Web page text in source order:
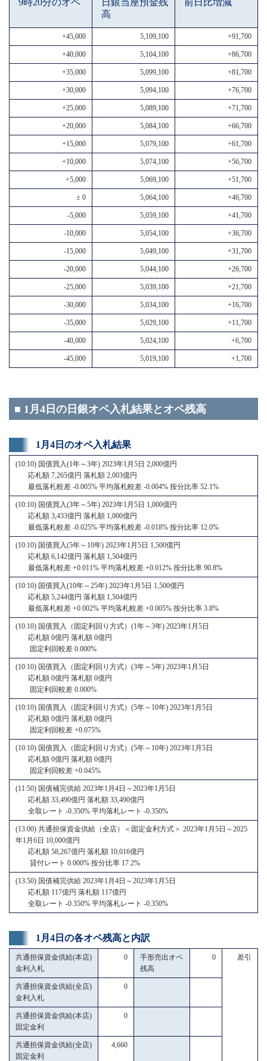
9時20分のオペ
日銀当座預金残
高
前日比増減
+45,000 5,109,100 +91,700
+40,000 5,104,100 +86,700
+35,000 5,099,100 +81,700
+30,000 5,094,100 +76,700
+25,000 5,089,100 +71,700
+20,000 5,084,100 +66,700
+15,000 5,079,100 +61,700
+10,000 5,074,100 +56,700
+5,000 5,069,100 +51,700
± 0 5,064,100 +46,700
-5,000 5,059,100 +41,700
-10,000 5,054,100 +36,700
-15,000 5,049,100 +31,700
-20,000 5,044,100 +26,700
-25,000 5,039,100 +21,700
-30,000 5,034,100 +16,700
-35,000 5,029,100 +11,700
-40,000 5,024,100 +6,700
-45,000 5,019,100 +1,700
■ 1月4日の日銀オペ入札結果とオペ残高
1月4日のオペ入札結果
(10:10) 国債買入(1年～3年) 2023年1月5日 2,000億円
応札額 7,265億円 落札額 2,003億円
最低落札較差 -0.005% 平均落札較差 -0.004% 按分比率 52.1%
(10:10) 国債買入(3年～5年) 2023年1月5日 1,000億円
応札額 3,433億円 落札額 1,000億円
最低落札較差 -0.025% 平均落札較差 -0.018% 按分比率 12.0%
(10:10) 国債買入(5年～10年) 2023年1月5日 1,500億円
応札額 6,142億円 落札額 1,504億円
最低落札較差 +0.011% 平均落札較差 +0.012% 按分比率 90.8%
(10:10) 国債買入(10年～25年) 2023年1月5日 1,500億円
応札額 5,244億円 落札額 1,504億円
最低落札較差 +0.002% 平均落札較差 +0.005% 按分比率 3.8%
(10:10) 国債買入（固定利回り方式）(1年～3年) 2023年1月5日
応札額 0億円 落札額 0億円
固定利回較差 0.000%
(10:10) 国債買入（固定利回り方式）(3年～5年) 2023年1月5日
応札額 0億円 落札額 0億円
固定利回較差 0.000%
(10:10) 国債買入（固定利回り方式）(5年～10年) 2023年1月5日
応札額 0億円 落札額 0億円
固定利回較差 +0.075%
(10:10) 国債買入（固定利回り方式）(5年～10年) 2023年1月5日
応札額 0億円 落札額 0億円
固定利回較差 +0.045%
(11:50) 国債補完供給 2023年1月4日～2023年1月5日
応札額 33,490億円 落札額 33,490億円
全取レート -0.350% 平均落札レート -0.350%
(13:00) 共通担保資金供給（全店）＜固定金利方式＞ 2023年1月5日～2025
年1月6日 10,000億円
応札額 58,267億円 落札額 10,016億円
貸付レート 0.000% 按分比率 17.2%
(13:50) 国債補完供給 2023年1月4日～2023年1月5日
応札額 117億円 落札額 117億円
全取レート -0.350% 平均落札レート -0.350%
1月4日の各オペ残高と内訳
共通担保資金供給(本店)
金利入札
0
手形売出オペ
残高
0 差引
共通担保資金供給(全店)
金利入札
0
共通担保資金供給(本店)
固定金利
0
共通担保資金供給(全店)
固定金利
4,660